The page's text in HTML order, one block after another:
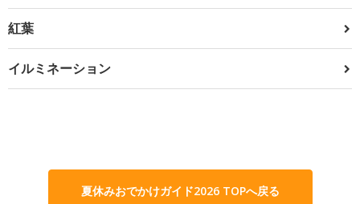
紅葉
イルミネーション
夏休みおでかけガイド2026 TOPへ戻る